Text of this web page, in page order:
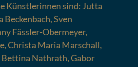
Künstlerinnen sind: Jutta
Beckenbach, Sven
Fässler-Obermeyer,
Christa Maria Marschall,
Nathrath, Gabor